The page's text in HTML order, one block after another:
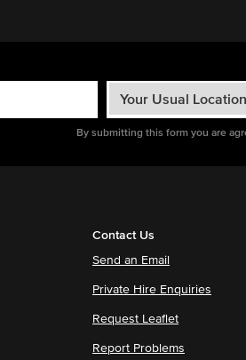
By submitting this form you are
Contact Us
Send an Email
Private Hire Enquiries
Request Leaflet
Report Problems